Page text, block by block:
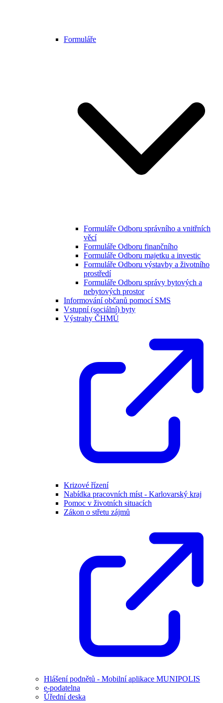
Formuláře
Formuláře Odboru správního a vnitřních
věcí
Formuláře Odboru finančního
Formuláře Odboru majetku a investic
Formuláře Odboru výstavby a životního
prostředí
Formuláře Odboru správy bytových a
nebytových prostor
Informování občanů pomocí SMS
Vstupní (sociální) byty
Výstrahy ČHMÚ
Krizové řízení
Nabídka pracovních míst - Karlovarský kraj
Pomoc v životních situacích
Zákon o střetu zájmů
Hlášení podnětů - Mobilní aplikace MUNIPOLIS
e-podatelna
Úřední deska